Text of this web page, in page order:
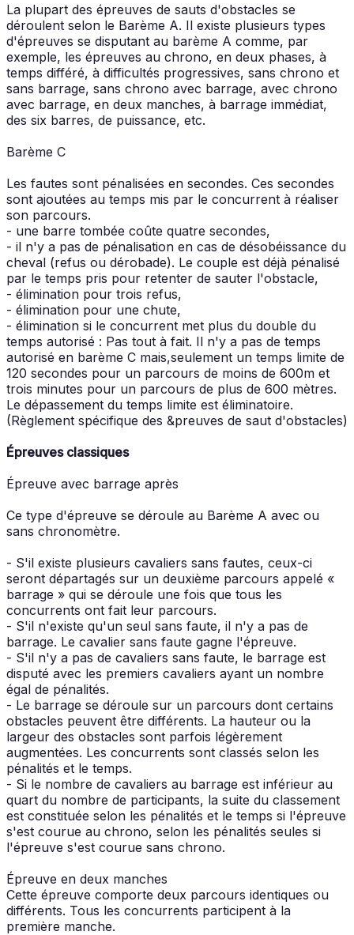
La plupart des épreuves de sauts d'obstacles se
déroulent selon le Barème A. Il existe plusieurs types
d'épreuves se disputant au barème A comme, par
exemple, les épreuves au chrono, en deux phases, à
temps différé, à difficultés progressives, sans chrono et
sans barrage, sans chrono avec barrage, avec chrono
avec barrage, en deux manches, à barrage immédiat,
des six barres, de puissance, etc.
Barème C
Les fautes sont pénalisées en secondes. Ces secondes
sont ajoutées au temps mis par le concurrent à réaliser
son parcours.
- une barre tombée coûte quatre secondes,
- il n'y a pas de pénalisation en cas de désobéissance du
cheval (refus ou dérobade). Le couple est déjà pénalisé
par le temps pris pour retenter de sauter l'obstacle,
- élimination pour trois refus,
- élimination pour une chute,
- élimination si le concurrent met plus du double du
temps autorisé : Pas tout à fait. Il n'y a pas de temps
autorisé en barème C mais,seulement un temps limite de
120 secondes pour un parcours de moins de 600m et
trois minutes pour un parcours de plus de 600 mètres.
Le dépassement du temps limite est éliminatoire.
(Règlement spécifique des &preuves de saut d'obstacles)
Épreuves classiques
Épreuve avec barrage après
Ce type d'épreuve se déroule au Barème A avec ou
sans chronomètre.
- S'il existe plusieurs cavaliers sans fautes, ceux-ci
seront départagés sur un deuxième parcours appelé «
barrage » qui se déroule une fois que tous les
concurrents ont fait leur parcours.
- S'il n'existe qu'un seul sans faute, il n'y a pas de
barrage. Le cavalier sans faute gagne l'épreuve.
- S'il n'y a pas de cavaliers sans faute, le barrage est
disputé avec les premiers cavaliers ayant un nombre
égal de pénalités.
- Le barrage se déroule sur un parcours dont certains
obstacles peuvent être différents. La hauteur ou la
largeur des obstacles sont parfois légèrement
augmentées. Les concurrents sont classés selon les
pénalités et le temps.
- Si le nombre de cavaliers au barrage est inférieur au
quart du nombre de participants, la suite du classement
est constituée selon les pénalités et le temps si l'épreuve
s'est courue au chrono, selon les pénalités seules si
l'épreuve s'est courue sans chrono.
Épreuve en deux manches
Cette épreuve comporte deux parcours identiques ou
différents. Tous les concurrents participent à la
première manche.